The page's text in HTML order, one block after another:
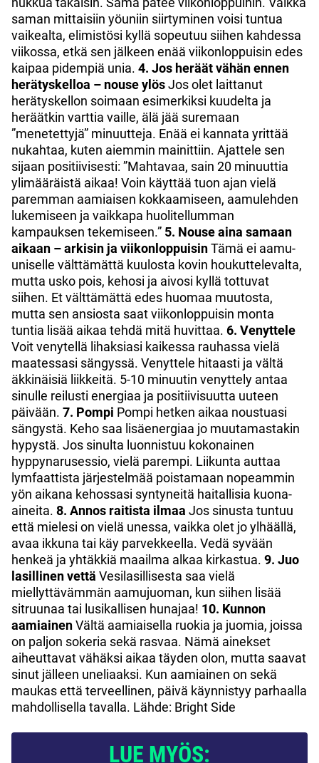
saman mittaisiin yöuniin siirtyminen voisi tuntua
vaikealta, elimistösi kyllä sopeutuu siihen kahdessa
viikossa, etkä sen jälkeen enää viikonloppuisin edes
kaipaa pidempiä unia. 4. Jos heräät vähän ennen
herätyskelloa – nouse ylösJos olet laittanut
herätyskellon soimaan esimerkiksi kuudelta ja
heräätkin varttia vaille, älä jää suremaan
”menetettyjä” minuutteja. Enää ei kannata yrittää
nukahtaa, kuten aiemmin mainittiin. Ajattele sen
sijaan positiivisesti: ”Mahtavaa, sain 20 minuuttia
ylimääräistä aikaa! Voin käyttää tuon ajan vielä
paremman aamiaisen kokkaamiseen, aamulehden
lukemiseen ja vaikkapa huolitellumman
kampauksen tekemiseen.” 5. Nouse aina samaan
aikaan – arkisin ja viikonloppuisinTämä ei aamu-
uniselle välttämättä kuulosta kovin houkuttelevalta,
mutta usko pois, kehosi ja aivosi kyllä tottuvat
siihen. Et välttämättä edes huomaa muutosta,
mutta sen ansiosta saat viikonloppuisin monta
tuntia lisää aikaa tehdä mitä huvittaa. 6. Venyttele
Voit venytellä lihaksiasi kaikessa rauhassa vielä
maatessasi sängyssä. Venyttele hitaasti ja vältä
äkkinäisiä liikkeitä. 5-10 minuutin venyttely antaa
sinulle reilusti energiaa ja positiivisuutta uuteen
päivään. 7. Pompi Pompi hetken aikaa noustuasi
sängystä. Keho saa lisäenergiaa jo muutamastakin
hypystä. Jos sinulta luonnistuu kokonainen
hyppynarusessio, vielä parempi. Liikunta auttaa
lymfaattista järjestelmää poistamaan nopeammin
yön aikana kehossasi syntyneitä haitallisia kuona-
aineita. 8. Annos raitista ilmaa Jos sinusta tuntuu
että mielesi on vielä unessa, vaikka olet jo ylhäällä,
avaa ikkuna tai käy parvekkeella. Vedä syvään
henkeä ja yhtäkkiä maailma alkaa kirkastua. 9. Juo
lasillinen vettä Vesilasillisesta saa vielä
miellyttävämmän aamujuoman, kun siihen lisää
sitruunaa tai lusikallisen hunajaa! 10. Kunnon
aamiainenVältä aamiaisella ruokia ja juomia, joissa
on paljon sokeria sekä rasvaa. Nämä ainekset
aiheuttavat vähäksi aikaa täyden olon, mutta saavat
sinut jälleen uneliaaksi. Kun aamiainen on sekä
maukas että terveellinen, päivä käynnistyy parhaalla
mahdollisella tavalla. Lähde: Bright Side
LUE MYÖS: